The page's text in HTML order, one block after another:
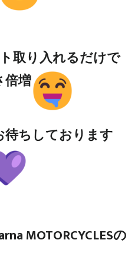
取り入れるだけで
倍増
ちしております
MOTORCYCLESの